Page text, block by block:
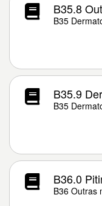
B35.8
B35
B35.9
B35
B36.0
B36 Outras